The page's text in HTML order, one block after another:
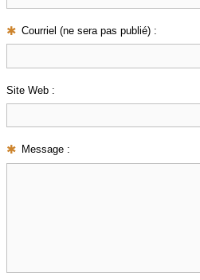
Courriel (ne sera pas publié) :
Site Web :
Message :